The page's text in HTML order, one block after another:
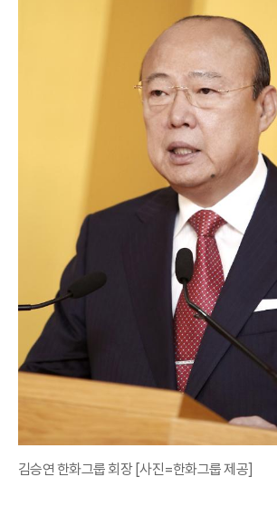
김승연 한화그룹 회장 [사진=한화그룹 제공]